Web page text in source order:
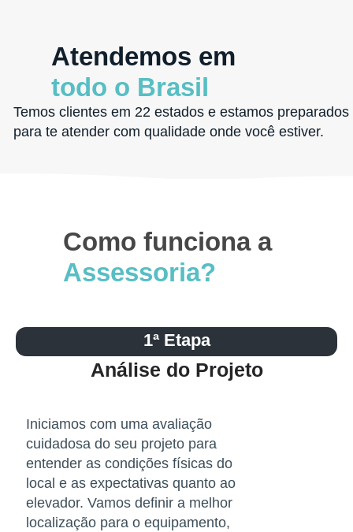
Atendemos em
todo o Brasil
Temos clientes em 22 estados e estamos preparados
para te atender com qualidade onde você estiver.
Como funciona a
Assessoria?
1ª Etapa
Análise do Projeto
Iniciamos com uma avaliação
cuidadosa do seu projeto para
entender as condições físicas do
local e as expectativas quanto ao
elevador. Vamos definir a melhor
localização para o equipamento,